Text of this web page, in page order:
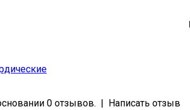
0 отзывов.
Написать отзыв